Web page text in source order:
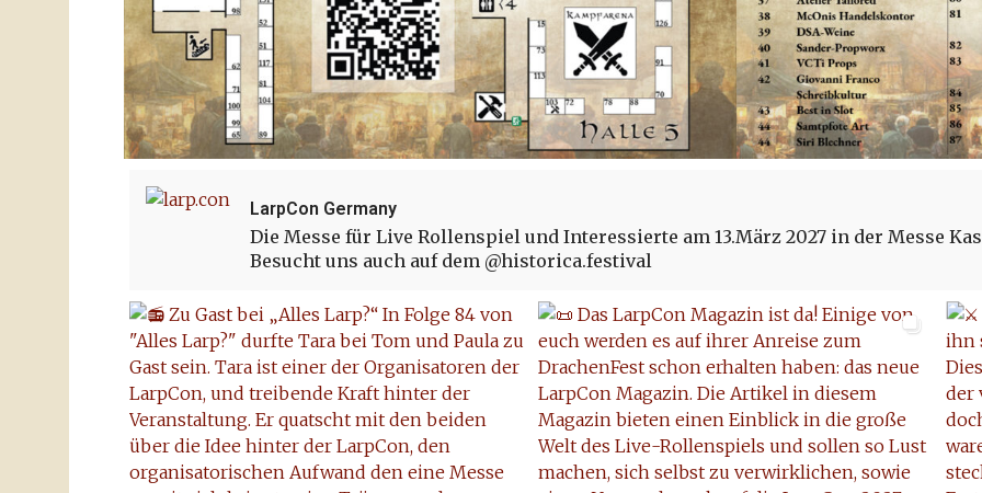
LarpCon Germany
Die Messe für Live Rollenspiel und Interessierte am 13.März 2027 in der Messe
Besucht uns auch auf dem @historica.festival